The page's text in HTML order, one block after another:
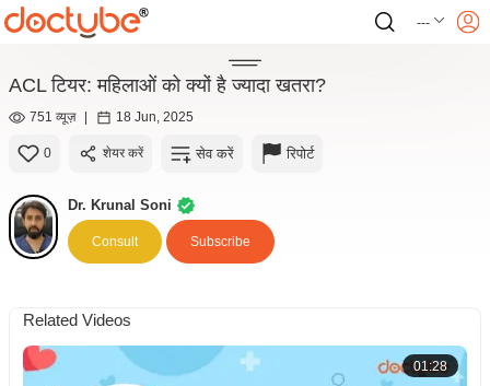
---
ACL टियर: महिलाओं को क्यों है ज्यादा खतरा?
751 व्यूज़ | 18 Jun, 2025
0 शेयर करें सेव करें रिपोर्ट
Dr. Krunal Soni
Consult Subscribe
Related Videos
01:28